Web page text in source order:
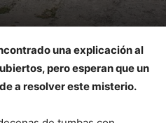
una explicación al
pero esperan que un
a resolver este misterio.